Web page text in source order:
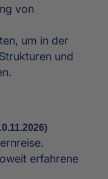
von
um in der
und
)
erfahrene